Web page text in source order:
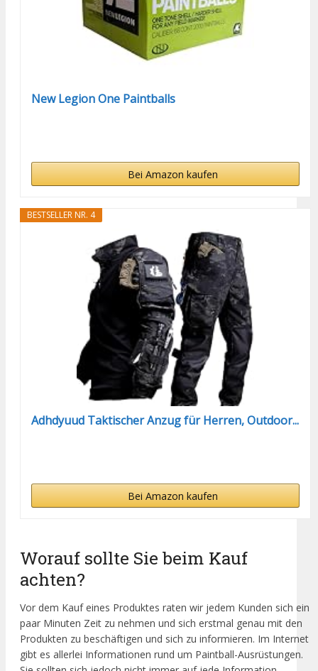
New Legion One Paintballs
Bei Amazon kaufen
BESTSELLER NR. 4
Adhdyuud Taktischer Anzug für Herren, Outdoor...
Bei Amazon kaufen
Worauf sollte Sie beim Kauf
achten?
Vor dem Kauf eines Produktes raten wir jedem Kunden sich ein
paar Minuten Zeit zu nehmen und sich erstmal genau mit den
Produkten zu beschäftigen und sich zu informieren. Im Internet
gibt es allerlei Informationen rund um Paintball-Ausrüstungen.